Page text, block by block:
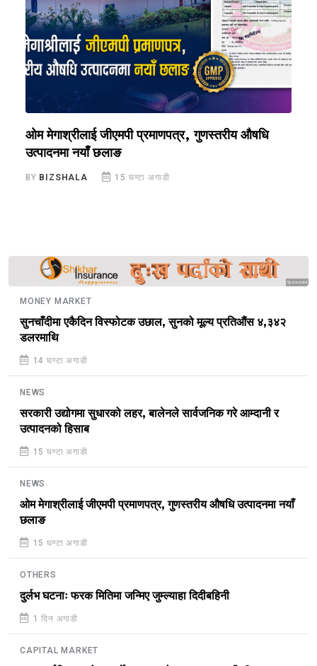
ओम मेगाश्रीलाई जीएमपी प्रमाणपत्र, गुणस्तरीय औषधि
उत्पादनमा नयाँ छलाङ
BY BIZSHALA 15 घण्टा अगाडी
Sponsored
MONEY MARKET
सुनचाँदीमा एकैदिन विस्फोटक उछाल, सुनको मूल्य प्रतिऔंस ४,३४२
डलरमाथि
14 घण्टा अगाडी
NEWS
सरकारी उद्योगमा सुधारको लहर, बालेनले सार्वजनिक गरे आम्दानी र
उत्पादनको हिसाब
15 घण्टा अगाडी
NEWS
ओम मेगाश्रीलाई जीएमपी प्रमाणपत्र, गुणस्तरीय औषधि उत्पादनमा नयाँ
छलाङ
15 घण्टा अगाडी
OTHERS
दुर्लभ घटनाः फरक मितिमा जन्मिए जुम्ल्याहा दिदीबहिनी
1 दिन अगाडी
CAPITAL MARKET